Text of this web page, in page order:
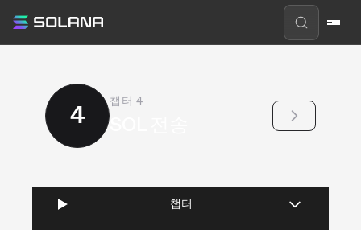
4
현재 챕터
챕터 4
챕터